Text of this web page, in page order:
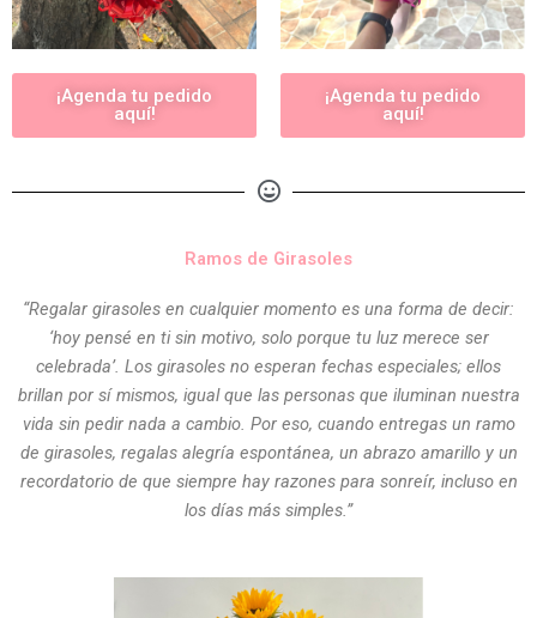
¡Agenda tu pedido
aquí!
¡Agenda tu pedido
aquí!
Ramos de Girasoles
“Regalar girasoles en cualquier momento es una forma de decir:
‘hoy pensé en ti sin motivo, solo porque tu luz merece ser
celebrada’. Los girasoles no esperan fechas especiales; ellos
brillan por sí mismos, igual que las personas que iluminan nuestra
vida sin pedir nada a cambio. Por eso, cuando entregas un ramo
de girasoles, regalas alegría espontánea, un abrazo amarillo y un
recordatorio de que siempre hay razones para sonreír, incluso en
los días más simples.”